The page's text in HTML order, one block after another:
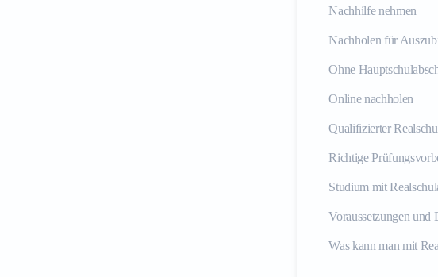
Nachhilfe nehmen
Nachholen für
Ohne
Online nachholen
Qualifizierter
Richtige
Studium mit
Voraussetzungen und
Was kann man mit